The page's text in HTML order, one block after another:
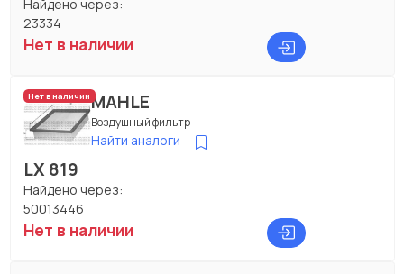
Найдено через:
23334
Нет в наличии
Нет в наличииMAHLE
Воздушный фильтр
Найти аналоги
LX 819
Найдено через:
50013446
Нет в наличии